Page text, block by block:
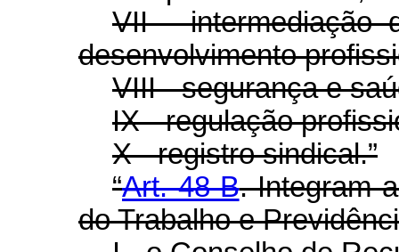
VII - intermediação
desenvolvimento
VIII - segurança e
IX - regulação
X - registro sindical.”
“Art. 48-B. Integram
do Trabalho e